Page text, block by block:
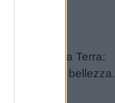
la Terra:
equilibrio e bellezza.